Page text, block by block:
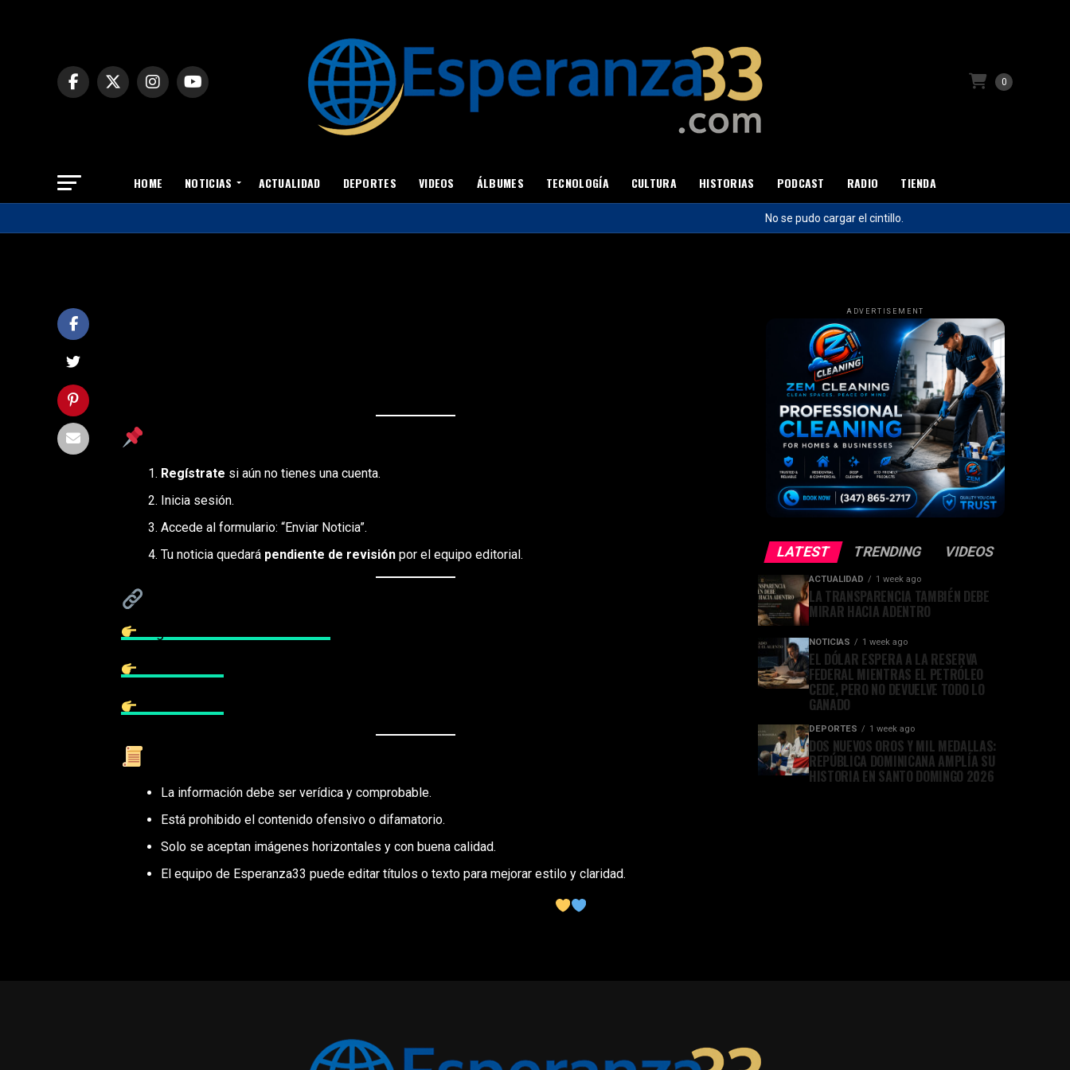
0
HOME NOTICIAS ACTUALIDAD DEPORTES VIDEOS ÁLBUMES TECNOLOGÍA CULTURA HISTORIAS PODCAST RADIO TIENDA
No se pudo cargar el cintillo.
Regístrate si aún no tienes una cuenta.
Inicia sesión.
Accede al formulario: “Enviar Noticia”.
Tu noticia quedará pendiente de revisión por el equipo editorial.
La información debe ser verídica y comprobable.
Está prohibido el contenido ofensivo o difamatorio.
Solo se aceptan imágenes horizontales y con buena calidad.
El equipo de Esperanza33 puede editar títulos o texto para mejorar estilo y claridad.
ADVERTISEMENT
LATEST TRENDING VIDEOS
ACTUALIDAD 1 week ago
LA TRANSPARENCIA TAMBIÉN DEBE
MIRAR HACIA ADENTRO
NOTICIAS 1 week ago
EL DÓLAR ESPERA A LA RESERVA
FEDERAL MIENTRAS EL PETRÓLEO
CEDE, PERO NO DEVUELVE TODO LO
GANADO
DEPORTES 1 week ago
DOS NUEVOS OROS Y MIL MEDALLAS:
REPÚBLICA DOMINICANA AMPLÍA SU
HISTORIA EN SANTO DOMINGO 2026